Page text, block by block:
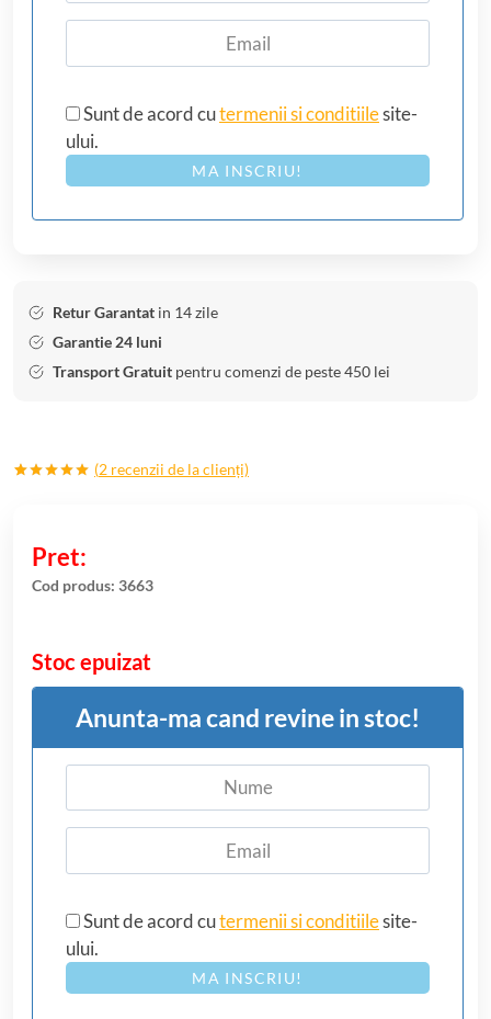
Sunt de acord cutermenii si conditiilesite-
ului.
MA INSCRIU!
Retur Garantat in 14 zile
Garantie 24 luni
Transport Gratuit pentru comenzi de peste 450 lei
la clienți
(2 recenzii de la clienți)
Cod produs: 3663
Stoc epuizat
Anunta-ma cand revine in stoc!
Sunt de acord cutermenii si conditiilesite-
ului.
MA INSCRIU!